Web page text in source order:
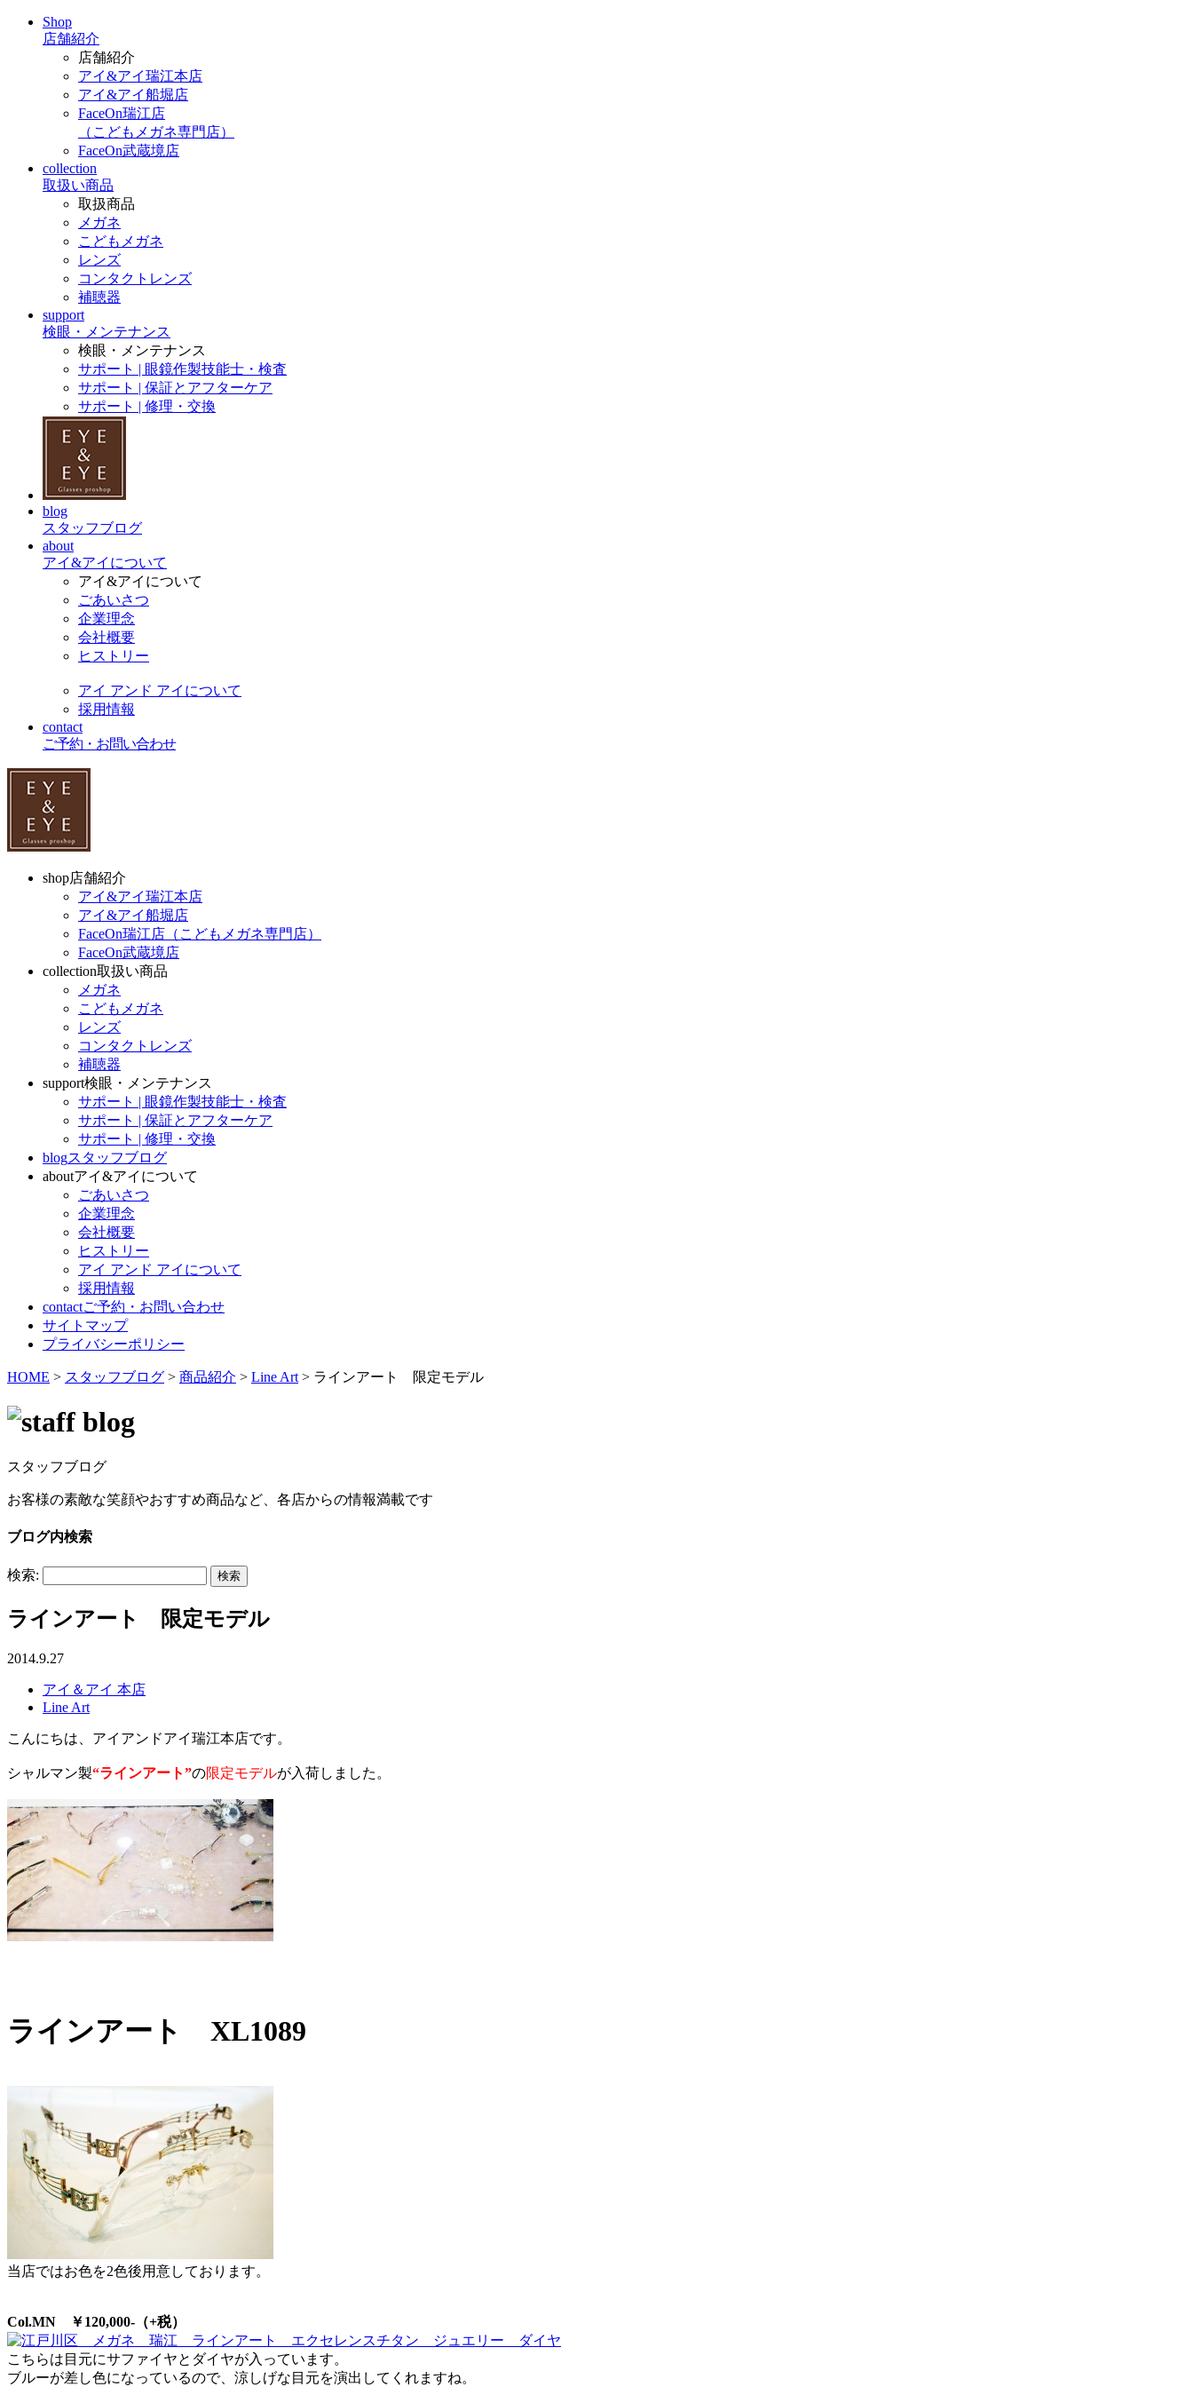
Shop
店舗紹介
店舗紹介
アイ&アイ瑞江本店
アイ&アイ船堀店
FaceOn瑞江店
（こどもメガネ専門店）
FaceOn武蔵境店
collection
取扱い商品
取扱商品
メガネ
こどもメガネ
レンズ
コンタクトレンズ
補聴器
support
検眼・メンテナンス
検眼・メンテナンス
サポート | 眼鏡作製技能士・検査
サポート | 保証とアフターケア
サポート | 修理・交換
blog
スタッフブログ
about
アイ&アイについて
アイ&アイについて
ごあいさつ
企業理念
会社概要
ヒストリー
アイ アンド アイについて
採用情報
contact
ご予約・お問い合わせ
shop店舗紹介
アイ&アイ瑞江本店
アイ&アイ船堀店
FaceOn瑞江店（こどもメガネ専門店）
FaceOn武蔵境店
collection取扱い商品
メガネ
こどもメガネ
レンズ
コンタクトレンズ
補聴器
support検眼・メンテナンス
サポート | 眼鏡作製技能士・検査
サポート | 保証とアフターケア
サポート | 修理・交換
blogスタッフブログ
aboutアイ&アイについて
ごあいさつ
企業理念
会社概要
ヒストリー
アイ アンド アイについて
採用情報
contactご予約・お問い合わせ
サイトマップ
プライバシーポリシー
HOME > スタッフブログ > 商品紹介 > Line Art > ラインアート 限定モデル
スタッフブログ
お客様の素敵な笑顔やおすすめ商品など、各店からの情報満載です
ブログ内検索
検索:
ラインアート 限定モデル
2014.9.27
アイ＆アイ 本店
Line Art
こんにちは、アイアンドアイ瑞江本店です。
シャルマン製“ラインアート”の限定モデルが入荷しました。
ラインアート XL1089
当店ではお色を2色後用意しております。
Col.MN ￥120,000-（+税）
こちらは目元にサファイヤとダイヤが入っています。
ブルーが差し色になっているので、涼しげな目元を演出してくれますね。